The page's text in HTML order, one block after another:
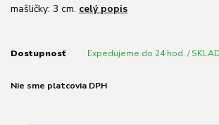
mašličky: 3 cm. celý popis
Dostupnosť Expedujeme do 24 hod. /
Nie sme platcovia DPH